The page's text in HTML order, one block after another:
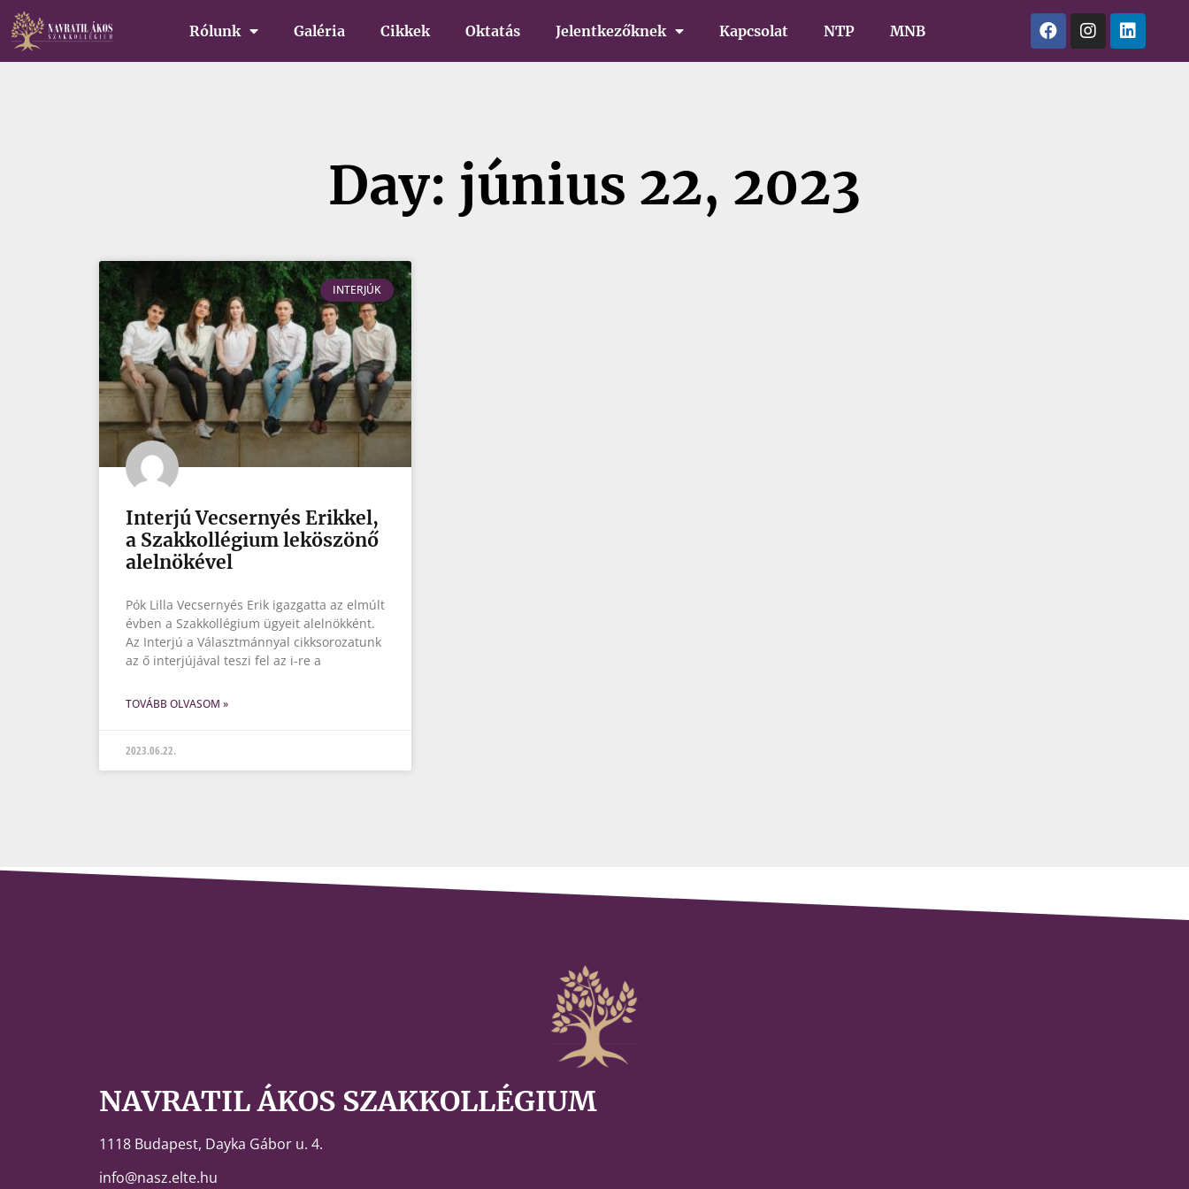
Rólunk Galéria Cikkek Oktatás Jelentkezőknek Kapcsolat NTP MNB
Day: június 22, 2023
INTERJÚK
Interjú Vecsernyés Erikkel,
a Szakkollégium leköszönő
alelnökével
Pók Lilla Vecsernyés Erik igazgatta az elmúlt
évben a Szakkollégium ügyeit alelnökként.
Az Interjú a Választmánnyal cikksorozatunk
az ő interjújával teszi fel az i-re a
TOVÁBB OLVASOM »
2023.06.22.
NAVRATIL ÁKOS SZAKKOLLÉGIUM
1118 Budapest, Dayka Gábor u. 4.
info@nasz.elte.hu